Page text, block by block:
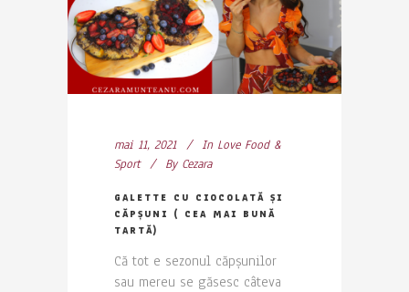
mai 11, 2021 In Love Food &
Sport
By Cezara
GALETTE CU CIOCOLATĂ ȘI
CĂPȘUNI ( CEA MAI BUNĂ
TARTĂ)
Că tot e sezonul căpșunilor
sau mereu se găsesc câteva